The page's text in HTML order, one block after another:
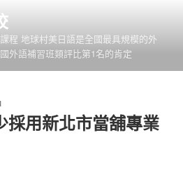
程 地球村美日語是全國最具規模的外
外語補習班類評比第1名的肯定
採用新北市當舖專業